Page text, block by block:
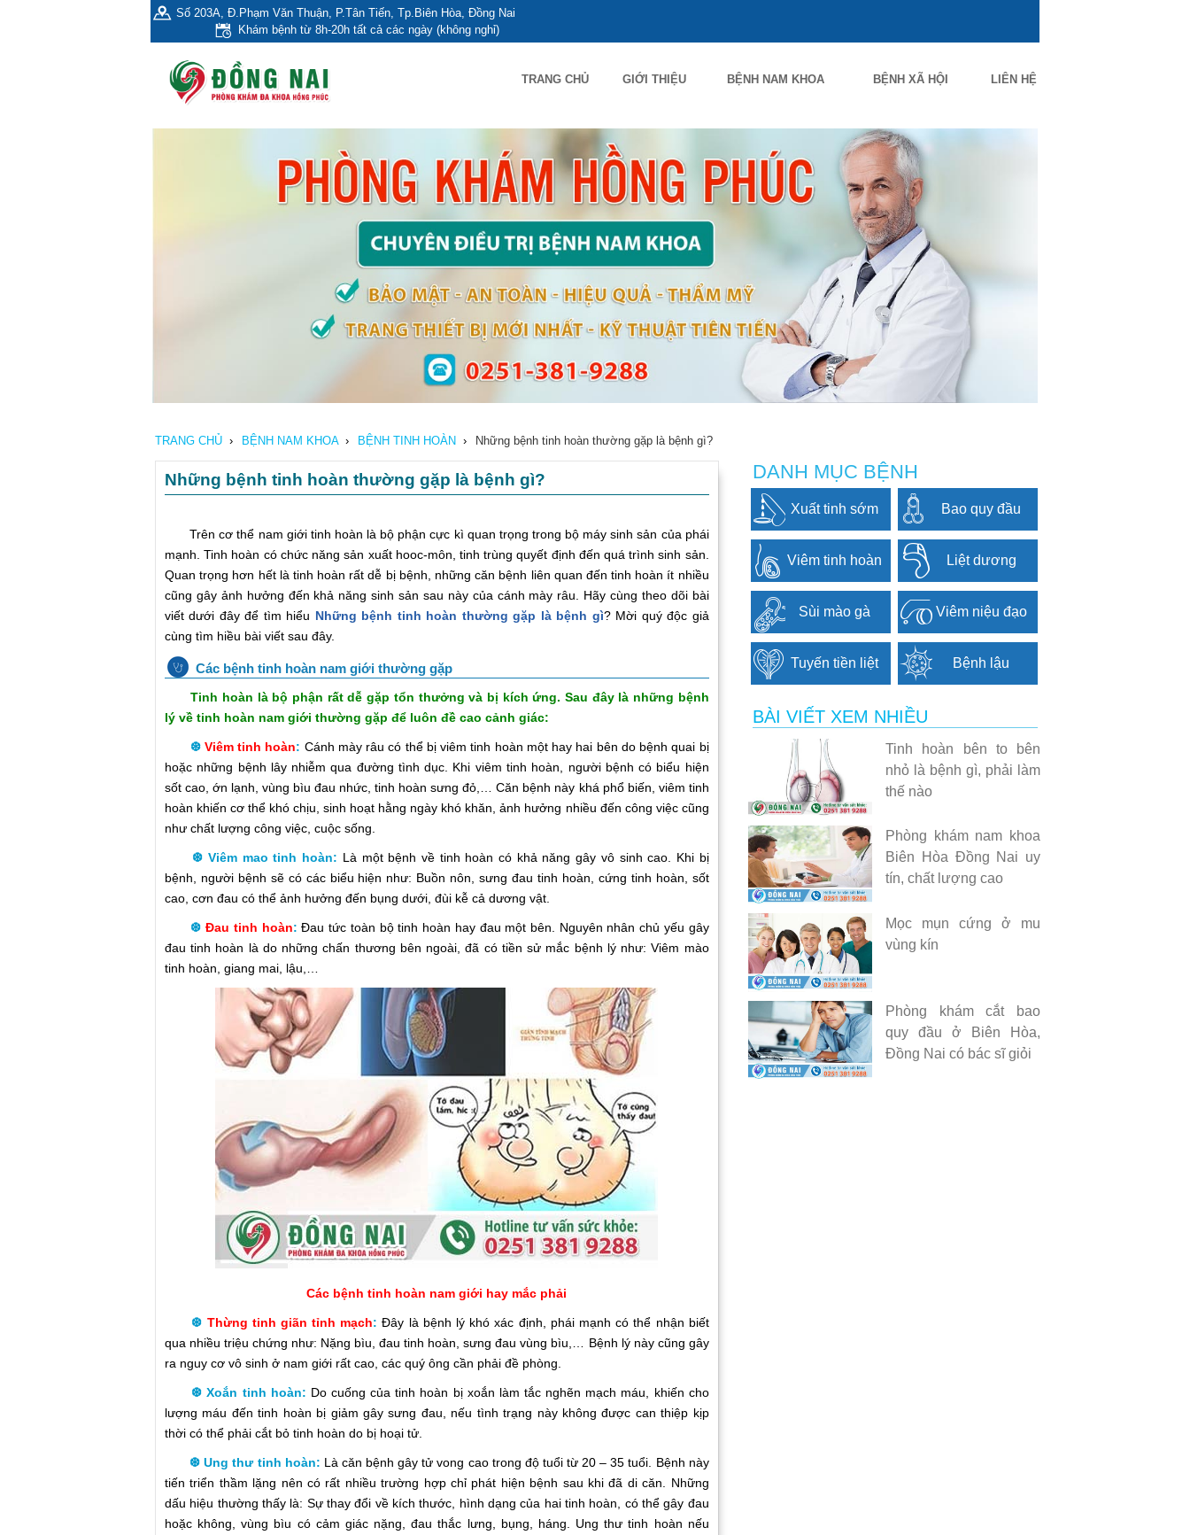
Số 203A, Đ.Phạm Văn Thuận, P.Tân Tiến, Tp.Biên Hòa, Đồng Nai
Khám bệnh từ 8h-20h tất cả các ngày (không nghỉ)
TRANG CHỦ GIỚI THIỆU BỆNH NAM KHOA BỆNH XÃ HỘI LIÊN HỆ
TRANG CHỦ › BỆNH NAM KHOA › BỆNH TINH HOÀN › Những bệnh tinh hoàn thường gặp là bệnh gì?
Những bệnh tinh hoàn thường gặp là bệnh gì?
Trên cơ thể nam giới tinh hoàn là bộ phận cực kì quan trọng trong bộ máy sinh sản của phái
mạnh. Tinh hoàn có chức năng sản xuất hooc-môn, tinh trùng quyết định đến quá trình sinh sản.
Quan trọng hơn hết là tinh hoàn rất dễ bị bệnh, những căn bệnh liên quan đến tinh hoàn ít nhiều
cũng gây ảnh hưởng đến khả năng sinh sản sau này của cánh mày râu. Hãy cùng theo dõi bài
viết dưới đây để tìm hiểu Những bệnh tinh hoàn thường gặp là bệnh gì? Mời quý độc giả
cùng tìm hiều bài viết sau đây.
Các bệnh tinh hoàn nam giới thường gặp
Tinh hoàn là bộ phận rất dễ gặp tổn thưởng và bị kích ứng. Sau đây là những bệnh
lý về tinh hoàn nam giới thường gặp để luôn đề cao cảnh giác:
❆ Viêm tinh hoàn: Cánh mày râu có thể bị viêm tinh hoàn một hay hai bên do bệnh quai bị
hoặc những bệnh lây nhiễm qua đường tình dục. Khi viêm tinh hoàn, người bệnh có biểu hiện
sốt cao, ớn lạnh, vùng bìu đau nhức, tinh hoàn sưng đỏ,… Căn bệnh này khá phổ biến, viêm tinh
hoàn khiến cơ thể khó chịu, sinh hoạt hằng ngày khó khăn, ảnh hưởng nhiều đến công việc cũng
như chất lượng công việc, cuộc sống.
❆ Viêm mao tinh hoàn: Là một bệnh về tinh hoàn có khả năng gây vô sinh cao. Khi bị
bệnh, người bệnh sẽ có các biểu hiện như: Buồn nôn, sưng đau tinh hoàn, cứng tinh hoàn, sốt
cao, cơn đau có thể ảnh hưởng đến bụng dưới, đùi kễ cả dương vật.
❆Đau tinh hoàn: Đau tức toàn bộ tinh hoàn hay đau một bên. Nguyên nhân chủ yếu gây
đau tinh hoàn là do những chấn thương bên ngoài, đã có tiền sử mắc bệnh lý như: Viêm mào
tinh hoàn, giang mai, lậu,…
Các bệnh tinh hoàn nam giới hay mắc phải
❆ Thừng tinh giãn tỉnh mạch: Đây là bệnh lý khó xác định, phái mạnh có thể nhận biết
qua nhiều triệu chứng như: Nặng bìu, đau tinh hoàn, sưng đau vùng bìu,… Bệnh lý này cũng gây
ra nguy cơ vô sinh ở nam giới rất cao, các quý ông cần phải đề phòng.
❆ Xoắn tinh hoàn: Do cuống của tinh hoàn bị xoắn làm tắc nghẽn mạch máu, khiến cho
lượng máu đến tinh hoàn bị giảm gây sưng đau, nếu tình trạng này không được can thiệp kịp
thời có thể phải cắt bỏ tinh hoàn do bị hoại tử.
❆ Ung thư tinh hoàn: Là căn bệnh gây tử vong cao trong độ tuổi từ 20 – 35 tuổi. Bệnh này
tiến triển thầm lặng nên có rất nhiều trường hợp chỉ phát hiện bệnh sau khi đã di căn. Những
dấu hiệu thường thấy là: Sự thay đổi về kích thước, hình dạng của hai tinh hoàn, có thể gây đau
hoặc không, vùng bìu có cảm giác nặng, đau thắc lưng, bụng, háng. Ung thư tinh hoàn nếu
DANH MỤC BỆNH
Xuất tinh sớm Bao quy đầu
Viêm tinh hoàn Liệt dương
Sùi mào gà Viêm niệu đạo
Tuyến tiền liệt Bệnh lậu
BÀI VIẾT XEM NHIỀU
Tinh hoàn bên to bên
nhỏ là bệnh gì, phải làm
thế nào
Phòng khám nam khoa
Biên Hòa Đồng Nai uy
tín, chất lượng cao
Mọc mụn cứng ở mu
vùng kín
Phòng khám cắt bao
quy đầu ở Biên Hòa,
Đồng Nai có bác sĩ giỏi